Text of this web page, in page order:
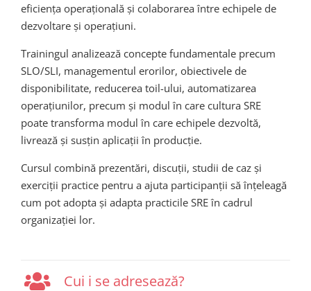
eficiența operațională și colaborarea între echipele de
dezvoltare și operațiuni.
Trainingul analizează concepte fundamentale precum
SLO/SLI, managementul erorilor, obiectivele de
disponibilitate, reducerea toil-ului, automatizarea
operațiunilor, precum și modul în care cultura SRE
poate transforma modul în care echipele dezvoltă,
livrează și susțin aplicații în producție.
Cursul combină prezentări, discuții, studii de caz și
exerciții practice pentru a ajuta participanții să înțeleagă
cum pot adopta și adapta practicile SRE în cadrul
organizației lor.
Cui i se adresează?